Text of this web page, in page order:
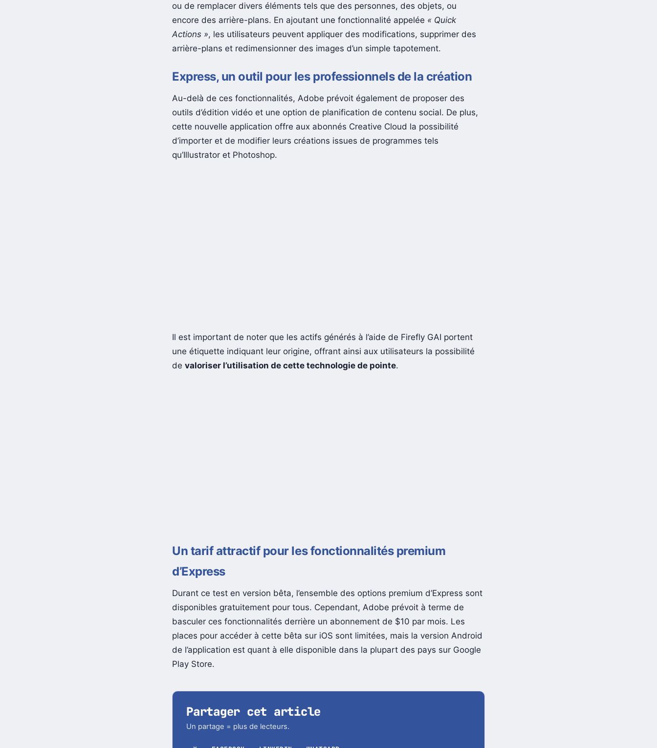
ou de remplacer divers éléments tels que des personnes, des objets, ou
encore des arrière-plans. En ajoutant une fonctionnalité appelée « Quick
Actions », les utilisateurs peuvent appliquer des modifications, supprimer des
arrière-plans et redimensionner des images d’un simple tapotement.
Express, un outil pour les professionnels de la création
Au-delà de ces fonctionnalités, Adobe prévoit également de proposer des
outils d’édition vidéo et une option de planification de contenu social. De plus,
cette nouvelle application offre aux abonnés Creative Cloud la possibilité
d’importer et de modifier leurs créations issues de programmes tels
qu’Illustrator et Photoshop.
Il est important de noter que les actifs générés à l’aide de Firefly GAI portent
une étiquette indiquant leur origine, offrant ainsi aux utilisateurs la possibilité
Un tarif attractif pour les fonctionnalités premium
d’Express
Durant ce test en version bêta, l’ensemble des options premium d’Express sont
disponibles gratuitement pour tous. Cependant, Adobe prévoit à terme de
basculer ces fonctionnalités derrière un abonnement de $10 par mois. Les
places pour accéder à cette bêta sur iOS sont limitées, mais la version Android
de l’application est quant à elle disponible dans la plupart des pays sur Google
Partager cet article
Un partage = plus de lecteurs.